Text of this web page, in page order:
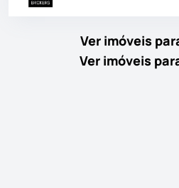
Ver imóveis
Ver imóveis